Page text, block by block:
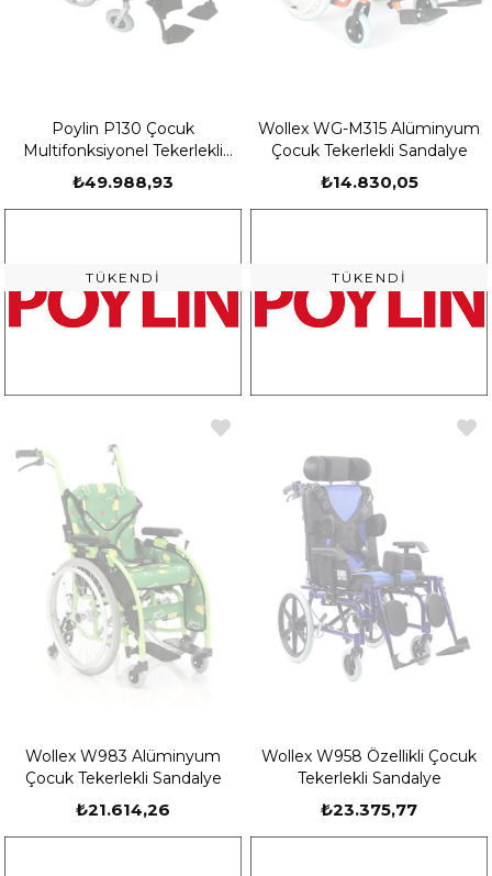
TÜKENDI
Poylin P130 Çocuk
Multifonksiyonel Tekerlekli
Sandalye
₺49.988,93
TÜKENDI
Wollex WG-M315 Alüminyum
Çocuk Tekerlekli Sandalye
₺14.830,05
Wollex W983 Alüminyum
Çocuk Tekerlekli Sandalye
₺21.614,26
Wollex W958 Özellikli Çocuk
Tekerlekli Sandalye
₺23.375,77